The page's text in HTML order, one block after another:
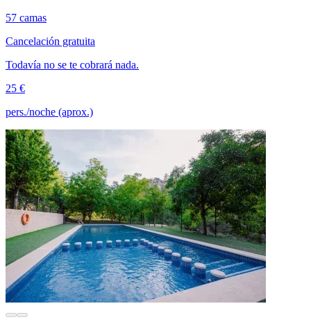
57 camas
Cancelación gratuita
Todavía no se te cobrará nada.
25 €
pers./noche (aprox.)